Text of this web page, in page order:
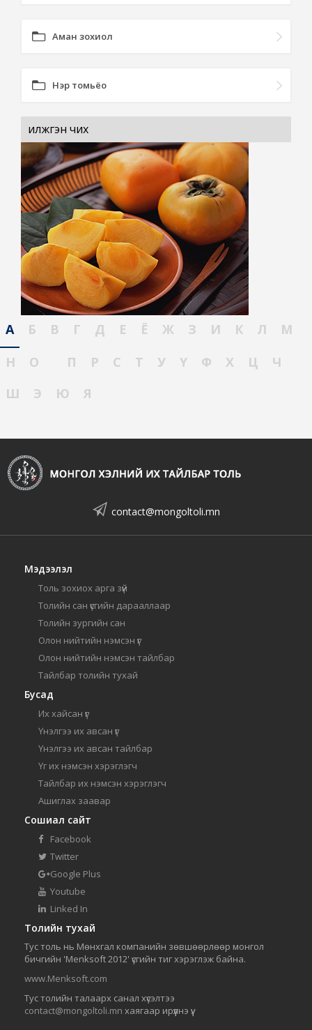
Аман зохиол
Нэр томьёо
илжгэн чих
А Б В Г Д Е Ё Ж З И К Л
М
Н
О П Р С Т У Ү Ф Х Ц
Ч
Ш
Э Ю Я
contact@mongoltoli.mn
Мэдээлэл
Толь зохиох арга зүй
Толийн сан үсгийн дарааллаар
Толийн зургийн сан
Олон нийтийн нэмсэн үг
Олон нийтийн нэмсэн тайлбар
Тайлбар толийн тухай
Бусад
Их хайсан үг
Үнэлгээ их авсан үг
Үнэлгээ их авсан тайлбар
Үг их нэмсэн хэрэглэгч
Тайлбар их нэмсэн хэрэглэгч
Ашиглах заавар
Сошиал сайт
Facebook
Twitter
Google Plus
Youtube
Linked In
Толийн тухай
Тус толь нь Мөнхгал компанийн зөвшөөрлөөр монгол
бичгийн 'Menksoft 2012' үсгийн тиг хэрэглэж байна.
www.Menksoft.com
Тус толийн талаарх санал хүсэлтээ
contact@mongoltoli.mn хаягаар ирүүлнэ үү.